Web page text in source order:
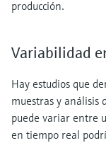
producción.
Variabilidad
Hay estudios que
muestras y análisis
puede variar entre
en tiempo real